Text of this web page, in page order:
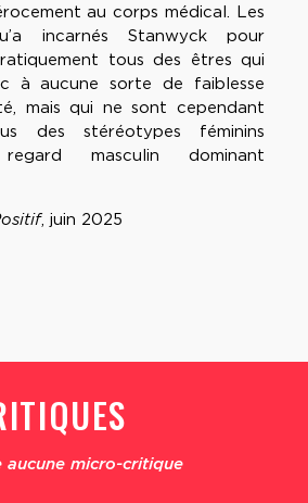
au corps médical. Les
incarnés Stanwyck pour
tous des êtres qui
à aucune sorte de faiblesse
mais qui ne sont cependant
des stéréotypes féminins
masculin dominant
, juin 2025
aucune micro-critique